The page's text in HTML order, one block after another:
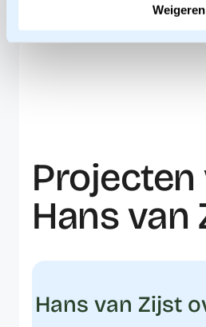
Weigeren
Projecten
Hans van
Hans van Zijst